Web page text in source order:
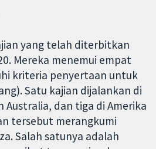
yang telah diterbitkan
Mereka menemui empat
kriteria penyertaan untuk
Satu kajian dijalankan di
Australia, dan tiga di Amerika
tersebut merangkumi
Salah satunya adalah